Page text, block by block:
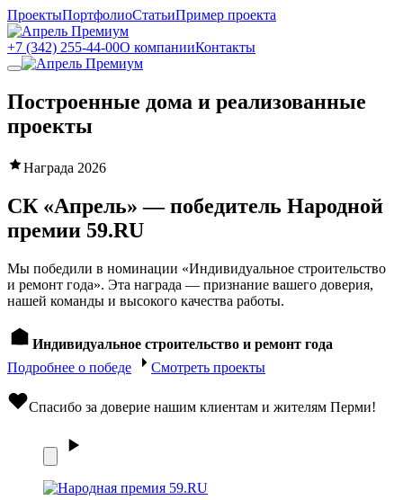
ПроектыПортфолиоСтатьиПример проекта
+7 (342) 255-44-00О компанииКонтакты
Построенные дома и реализованные
проекты
Награда 2026
СК «Апрель» — победитель Народной
премии 59.RU
Мы победили в номинации «Индивидуальное строительство
и ремонт года». Эта награда — признание вашего доверия,
нашей команды и высокого качества работы.
Индивидуальное строительство и ремонт года
Подробнее о победе
Смотреть проекты
Спасибо за доверие нашим клиентам и жителям Перми!